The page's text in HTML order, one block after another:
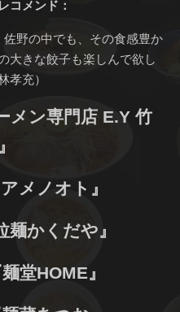
コメンド：
野の中でも、その食感豊か
大きな餃子も楽しんで欲し
孝充）
メン専門店 E.Y 竹
メノオト』
麺かくだや』
堂HOME』